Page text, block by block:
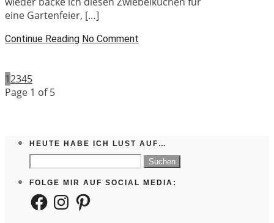
eine Gartenfeier, […]
Continue Reading No Comment
12345
Page 1 of 5
HEUTE HABE ICH LUST AUF…
Suchen
nach:
FOLGE MIR AUF SOCIAL MEDIA:
FacebookInstagramPinterest